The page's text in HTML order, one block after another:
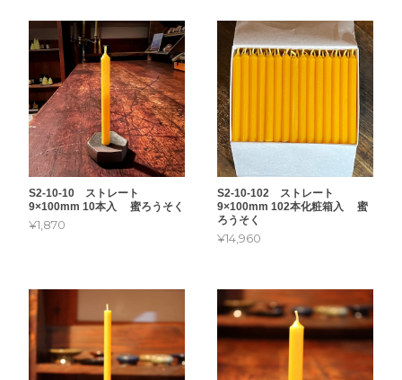
S2-10-10 ストレート
9×100mm 10本入 蜜ろうそく
¥1,870
S2-10-102 ストレート
9×100mm 102本化粧箱入 蜜
ろうそく
¥14,960